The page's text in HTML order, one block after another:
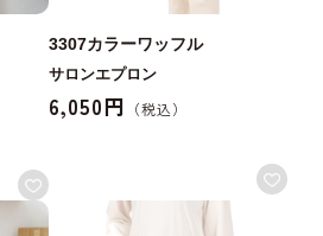
3307カラーワッフル
サロンエプロン
6,050円